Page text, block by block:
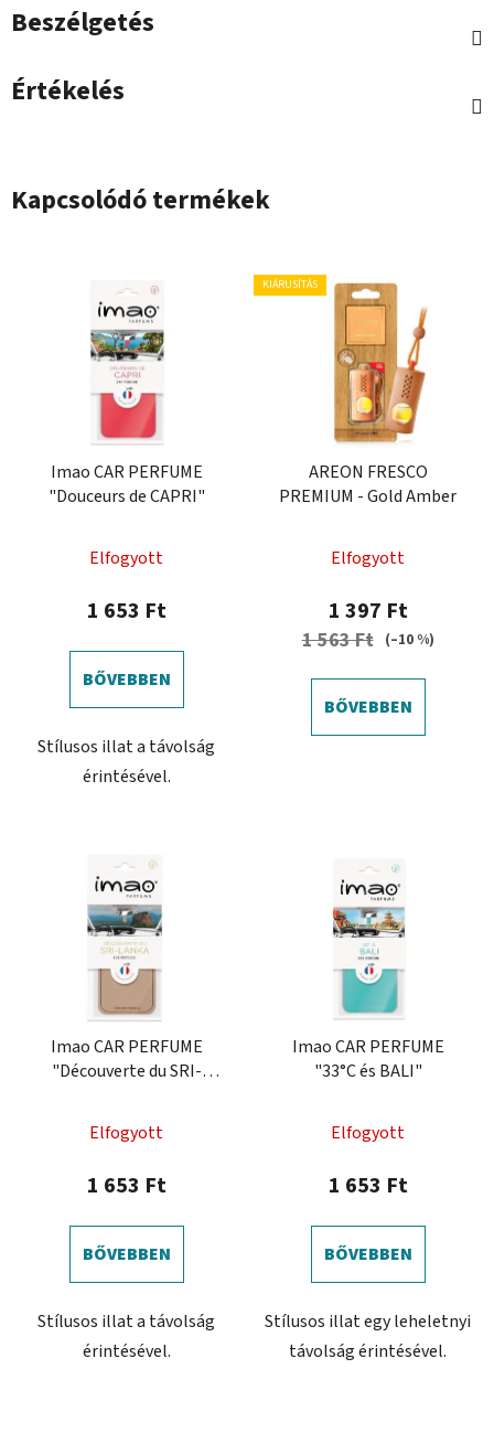
Beszélgetés
Értékelés
Kapcsolódó termékek
Imao CAR PERFUME
"Douceurs de CAPRI"
termék
átlagos
5-
ből
csillag.
Elfogyott
1 653 Ft
BŐVEBBEN
Stílusos illat a távolság
érintésével.
KIÁRUSÍTÁS
AREON FRESCO
PREMIUM - Gold Amber
Elfogyott
1 397 Ft
1 563 Ft (–10 %)
BŐVEBBEN
Imao CAR PERFUME
"Découverte du SRI-
Elfogyott
1 653 Ft
BŐVEBBEN
Stílusos illat a távolság
érintésével.
Imao CAR PERFUME
"33°C és BALI"
Elfogyott
1 653 Ft
BŐVEBBEN
Stílusos illat egy leheletnyi
távolság érintésével.